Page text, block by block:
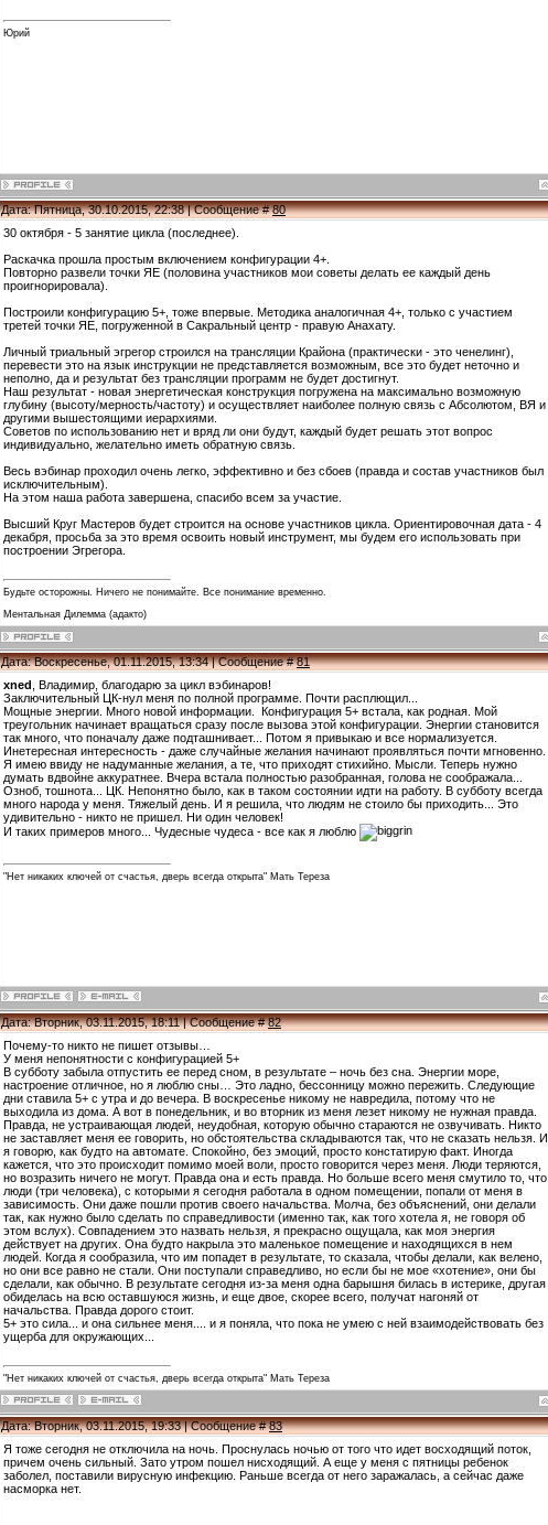
Юрий
Дата: Пятница, 30.10.2015, 22:38 | Сообщение #80
30 октября - 5 занятие цикла (последнее).
Раскачка прошла простым включением конфигурации 4+.
Повторно развели точки ЯЕ (половина участников мои советы делать ее каждый день
проигнорировала).
Построили конфигурацию 5+, тоже впервые. Методика аналогичная 4+, только с участием
третей точки ЯЕ, погруженной в Сакральный центр - правую Анахату.
Личный триальный эгрегор строился на трансляции Крайона (практически - это ченелинг),
перевести это на язык инструкции не представляется возможным, все это будет неточно и
неполно, да и результат без трансляции программ не будет достигнут.
Наш результат - новая энергетическая конструкция погружена на максимально возможную
глубину (высоту/мерность/частоту) и осуществляет наиболее полную связь с Абсолютом, ВЯ и
другими вышестоящими иерархиями.
Советов по использованию нет и вряд ли они будут, каждый будет решать этот вопрос
индивидуально, желательно иметь обратную связь.
Весь вэбинар проходил очень легко, эффективно и без сбоев (правда и состав участников был
исключительным).
На этом наша работа завершена, спасибо всем за участие.
Высший Круг Мастеров будет строится на основе участников цикла. Ориентировочная дата - 4
декабря, просьба за это время освоить новый инструмент, мы будем его использовать при
построении Эгрегора.
Будьте осторожны. Ничего не понимайте. Все понимание временно.
Ментальная Дилемма (адакто)
Дата: Воскресенье, 01.11.2015, 13:34 | Сообщение #81
xned , Владимир, благодарю за цикл вэбинаров!
Заключительный ЦК-нул меня по полной программе. Почти расплющил...
Мощные энергии. Много новой информации. Конфигурация 5+ встала, как родная. Мой
треугольник начинает вращаться сразу после вызова этой конфигурации. Энергии становится
так много, что поначалу даже подташнивает... Потом я привыкаю и все нормализуется.
Инетересная интересность - даже случайные желания начинают проявляться почти мгновенно.
Я имею ввиду не надуманные желания, а те, что приходят стихийно. Мысли. Теперь нужно
думать вдвойне аккуратнее. Вчера встала полностью разобранная, голова не соображала...
Озноб, тошнота... ЦК. Непонятно было, как в таком состоянии идти на работу. В субботу всегда
много народа у меня. Тяжелый день. И я решила, что людям не стоило бы приходить... Это
удивительно - никто не пришел. Ни один человек!
И таких примеров много... Чудесные чудеса - все как я люблю
"Нет никаких ключей от счастья, дверь всегда открыта" Мать Тереза
Дата: Вторник, 03.11.2015, 18:11 | Сообщение #82
Почему-то никто не пишет отзывы…
У меня непонятности с конфигурацией 5+
В субботу забыла отпустить ее перед сном, в результате – ночь без сна. Энергии море,
настроение отличное, но я люблю сны… Это ладно, бессонницу можно пережить. Следующие
дни ставила 5+ с утра и до вечера. В воскресенье никому не навредила, потому что не
выходила из дома. А вот в понедельник, и во вторник из меня лезет никому не нужная правда.
Правда, не устраивающая людей, неудобная, которую обычно стараются не озвучивать. Никто
не заставляет меня ее говорить, но обстоятельства складываются так, что не сказать нельзя. И
я говорю, как будто на автомате. Спокойно, без эмоций, просто констатирую факт. Иногда
кажется, что это происходит помимо моей воли, просто говорится через меня. Люди теряются,
но возразить ничего не могут. Правда она и есть правда. Но больше всего меня смутило то, что
люди (три человека), с которыми я сегодня работала в одном помещении, попали от меня в
зависимость. Они даже пошли против своего начальства. Молча, без объяснений, они делали
так, как нужно было сделать по справедливости (именно так, как того хотела я, не говоря об
этом вслух). Совпадением это назвать нельзя, я прекрасно ощущала, как моя энергия
действует на других. Она будто накрыла это маленькое помещение и находящихся в нем
людей. Когда я сообразила, что им попадет в результате, то сказала, чтобы делали, как велено,
но они все равно не стали. Они поступали справедливо, но если бы не мое «хотение», они бы
сделали, как обычно. В результате сегодня из-за меня одна барышня билась в истерике, другая
обиделась на всю оставшуюся жизнь, и еще двое, скорее всего, получат нагоняй от
начальства. Правда дорого стоит.
5+ это сила... и она сильнее меня.... и я поняла, что пока не умею с ней взаимодействовать без
ущерба для окружающих...
"Нет никаких ключей от счастья, дверь всегда открыта" Мать Тереза
Дата: Вторник, 03.11.2015, 19:33 | Сообщение #83
Я тоже сегодня не отключила на ночь. Проснулась ночью от того что идет восходящий поток,
причем очень сильный. Зато утром пошел нисходящий. А еще у меня с пятницы ребенок
заболел, поставили вирусную инфекцию. Раньше всегда от него заражалась, а сейчас даже
насморка нет.